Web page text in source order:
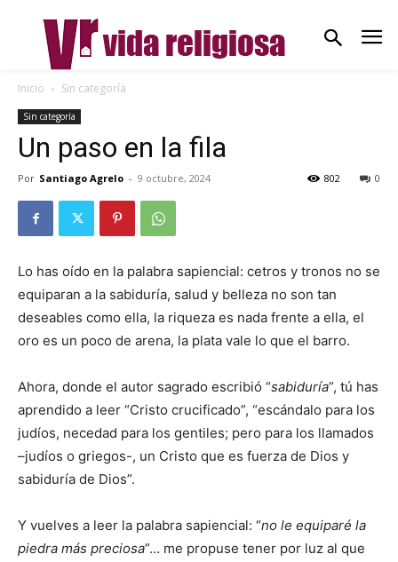
Inicio Sin categoría
Sin categoría
Un paso en la fila
Por Santiago Agrelo - 9 octubre, 2024 0
802
Lo has oído en la palabra sapiencial: cetros y tronos no se
equiparan a la sabiduría, salud y belleza no son tan
deseables como ella, la riqueza es nada frente a ella, el
oro es un poco de arena, la plata vale lo que el barro.
Ahora, donde el autor sagrado escribió “sabiduría”, tú has
aprendido a leer “Cristo crucificado”, “escándalo para los
judíos, necedad para los gentiles; pero para los llamados
–judíos o griegos-, un Cristo que es fuerza de Dios y
sabiduría de Dios”.
Y vuelves a leer la palabra sapiencial: “no le equiparé la
piedra más preciosa”… me propuse tener por luz al que